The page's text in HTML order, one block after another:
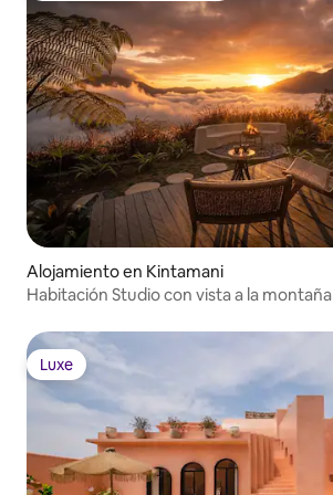
Alojamiento en Kintamani
Habitación Studio con vista a la montaña
Luxe
Luxe